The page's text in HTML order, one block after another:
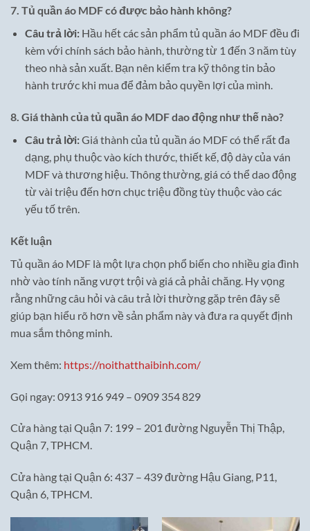
7. Tủ quần áo MDF có được bảo hành không?
Câu trả lời:Hầu hết các sản phẩm tủ quần áo MDF đều đi
kèm với chính sách bảo hành, thường từ 1 đến 3 năm tùy
theo nhà sản xuất. Bạn nên kiểm tra kỹ thông tin bảo
hành trước khi mua để đảm bảo quyền lợi của mình.
8. Giá thành của tủ quần áo MDF dao động như thế nào?
Câu trả lời:Giá thành của tủ quần áo MDF có thể rất đa
dạng, phụ thuộc vào kích thước, thiết kế, độ dày của ván
MDF và thương hiệu. Thông thường, giá có thể dao động
từ vài triệu đến hơn chục triệu đồng tùy thuộc vào các
yếu tố trên.
Kết luận
Tủ quần áo MDF là một lựa chọn phổ biến cho nhiều gia đình
nhờ vào tính năng vượt trội và giá cả phải chăng. Hy vọng
rằng những câu hỏi và câu trả lời thường gặp trên đây sẽ
giúp bạn hiểu rõ hơn về sản phẩm này và đưa ra quyết định
mua sắm thông minh.
Xem thêm: https://noithatthaibinh.com/
Gọi ngay: 0913 916 949 – 0909 354 829
Cửa hàng tại Quận 7: 199 – 201 đường Nguyễn Thị Thập,
Quận 7, TPHCM.
Cửa hàng tại Quận 6: 437 – 439 đường Hậu Giang, P11,
Quận 6, TPHCM.